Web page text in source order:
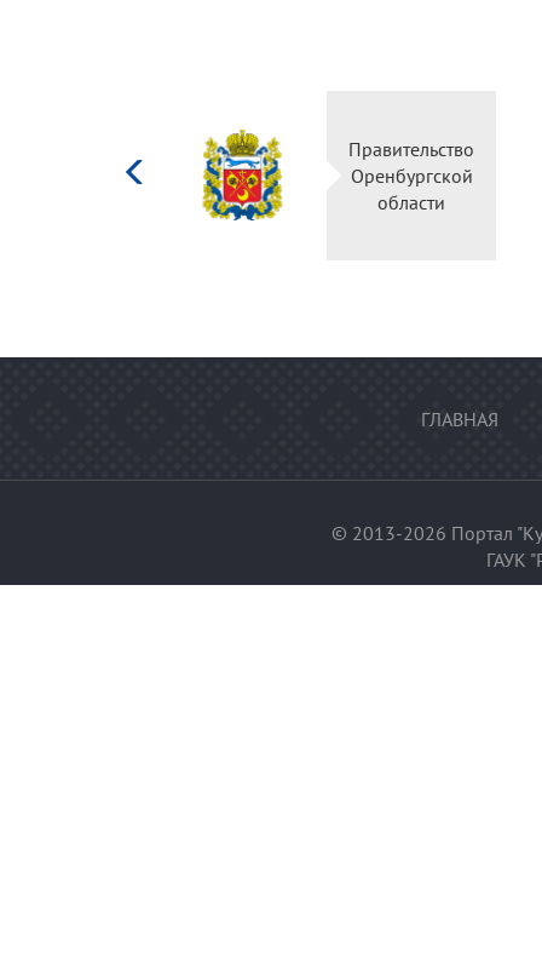
Министерство
культуры
Российской
федерации
ГЛАВНАЯ
© 2013-2026 Портал
ГАУК